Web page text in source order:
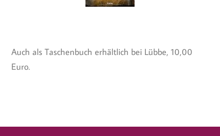
Auch als Taschenbuch erhältlich bei Lübbe, 10,00
Euro.